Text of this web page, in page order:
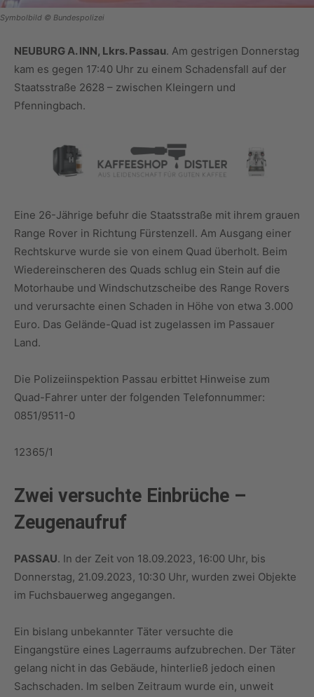
Symbolbild © Bundespolizei
NEUBURG A. INN, Lkrs. Passau. Am gestrigen Donnerstag
kam es gegen 17:40 Uhr zu einem Schadensfall auf der
Staatsstraße 2628 – zwischen KIeingern und
Pfenningbach.
Eine 26-Jährige befuhr die Staatsstraße mit ihrem grauen
Range Rover in Richtung Fürstenzell. Am Ausgang einer
Rechtskurve wurde sie von einem Quad überholt. Beim
Wiedereinscheren des Quads schlug ein Stein auf die
Motorhaube und Windschutzscheibe des Range Rovers
und verursachte einen Schaden in Höhe von etwa 3.000
Euro. Das Gelände-Quad ist zugelassen im Passauer
Land.
Die Polizeiinspektion Passau erbittet Hinweise zum
Quad-Fahrer unter der folgenden Telefonnummer:
0851/9511-0
12365/1
Zwei versuchte Einbrüche –
Zeugenaufruf
PASSAU. In der Zeit von 18.09.2023, 16:00 Uhr, bis
Donnerstag, 21.09.2023, 10:30 Uhr, wurden zwei Objekte
im Fuchsbauerweg angegangen.
Ein bislang unbekannter Täter versuchte die
Eingangstüre eines Lagerraums aufzubrechen. Der Täter
gelang nicht in das Gebäude, hinterließ jedoch einen
Sachschaden. Im selben Zeitraum wurde ein, unweit